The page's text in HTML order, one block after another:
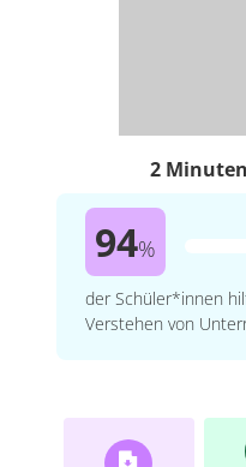
2
94%
der Schüler*innen
Verstehen von